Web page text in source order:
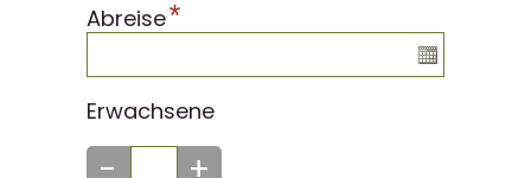
Abreise*
Erwachsene